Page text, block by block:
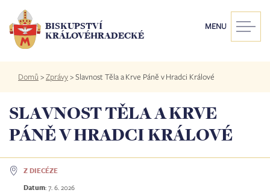
hlavnímu
obsahu
BISKUPSTVÍ
KRÁLOVÉHRADECKÉ
MENU
Drobečková
navigace
Domů >Zprávy>Slavnost Těla a Krve Páně v Hradci Králové
SLAVNOST TĚLA A KRVE
PÁNĚ V HRADCI KRÁLOVÉ
Z DIECÉZE
Datum: 7. 6. 2026